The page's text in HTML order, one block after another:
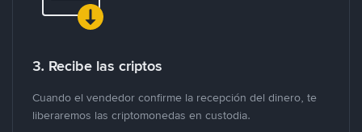
3. Recibe las criptos
Cuando el vendedor confirme la recepción del dinero, te
liberaremos las criptomonedas en custodia.